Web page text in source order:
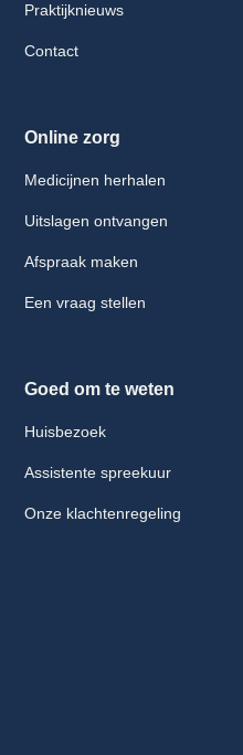
Praktijknieuws
Contact
Online zorg
Medicijnen herhalen
Uitslagen ontvangen
Afspraak maken
Een vraag stellen
Goed om te weten
Huisbezoek
Assistente spreekuur
Onze klachtenregeling